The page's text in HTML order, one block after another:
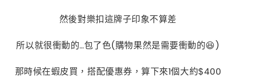
然後對樂扣這牌子印象不算差
所以就很衝動的…包了色(購物果然是需要衝動的😆)
那時候在蝦皮買，搭配優惠券，算下來1個大約$400